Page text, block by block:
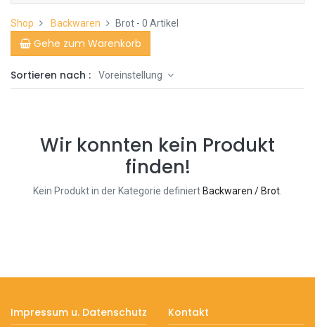
Shop Backwaren Brot - 0 Artikel
Gehe zum Warenkorb
Sortieren nach : Voreinstellung
Wir konnten kein Produkt
finden!
Kein Produkt in der Kategorie definiert Backwaren / Brot
Impressum u. Datenschutz Kontakt